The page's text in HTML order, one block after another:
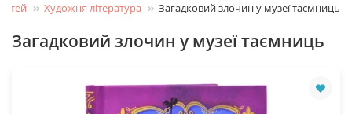
Художня література Загадковий злочин у музеї таємниць
Загадковий злочин у музеї таємниць